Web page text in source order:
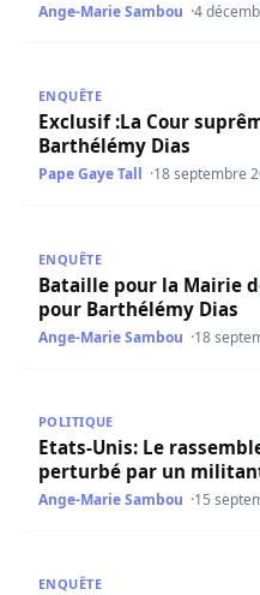
Ange-Marie Sambou 4
ENQUÊTE
Exclusif :La Cour
Barthélémy Dias
Pape Gaye Tall 18 septembre
ENQUÊTE
Bataille pour la Mairie
pour Barthélémy Dias
Ange-Marie Sambou 18
POLITIQUE
Etats-Unis: Le
perturbé par un
Ange-Marie Sambou 15
ENQUÊTE